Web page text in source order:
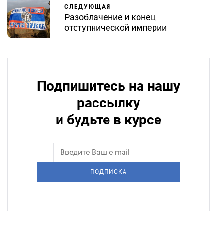
СЛЕДУЮЩАЯ
Разоблачение и конец
отступнической империи
Подпишитесь на нашу
рассылку
и будьте в курсе
ПОДПИСКА